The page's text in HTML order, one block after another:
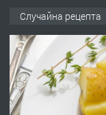
ПРЕДЛАГА
Случайна рецепта